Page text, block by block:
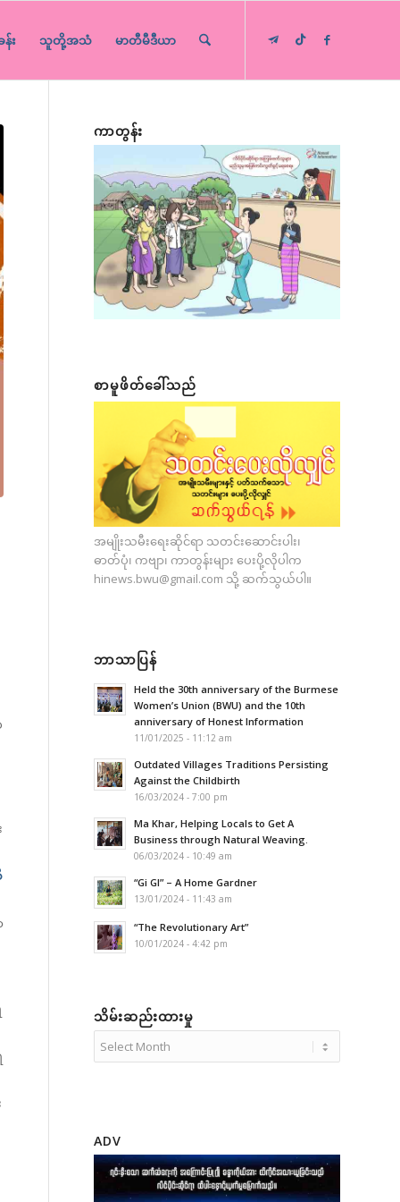
န်း သူတို့အသံ မာတီမီဒီယာ
ကာတွန်း
စာမူဖိတ်ခေါ်သည်
အမျိုးသမီးရေးဆိုင်ရာ သတင်းဆောင်းပါး၊
ဓာတ်ပုံ၊ ကဗျာ၊ ကာတွန်းများ ပေးပို့လိုပါက
hinews.bwu@gmail.com သို့ ဆက်သွယ်ပါ။
ဘာသာပြန်
Held the 30th anniversary of the Burmese
Women’s Union (BWU) and the 10th
anniversary of Honest Information
11/01/2025 - 11:12 am
Outdated Villages Traditions Persisting
Against the Childbirth
16/03/2024 - 7:00 pm
Ma Khar, Helping Locals to Get A
Business through Natural Weaving.
06/03/2024 - 10:49 am
“Gi GI” – A Home Gardner
13/01/2024 - 11:43 am
“The Revolutionary Art”
10/01/2024 - 4:42 pm
သိမ်းဆည်းထားမှု
ADV